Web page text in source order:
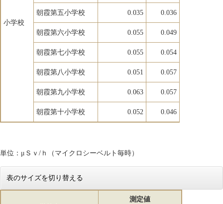
小学校
朝霞第五小学校 0.035 0.036
朝霞第六小学校 0.055 0.049
朝霞第七小学校 0.055 0.054
朝霞第八小学校 0.051 0.057
朝霞第九小学校 0.063 0.057
朝霞第十小学校 0.052 0.046
単位：μＳｖ/ｈ（マイクロシーベルト毎時）
表のサイズを切り替える
測定値